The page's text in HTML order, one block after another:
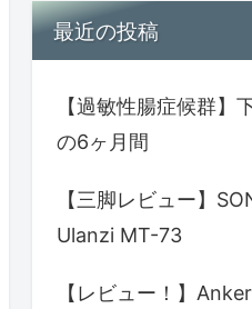
最近の投稿
【過敏性腸症候群】
の6ヶ月間
【三脚レビュー】
Ulanzi MT-73
【レビュー！】